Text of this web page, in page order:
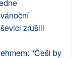
zrušili
"Češi by